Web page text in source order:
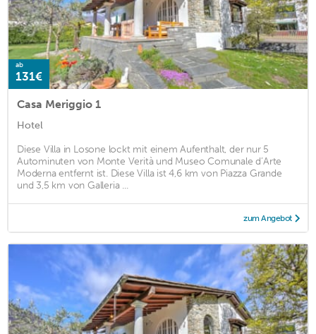
ab
131€
Casa Meriggio 1
Hotel
Diese Villa in Losone lockt mit einem Aufenthalt, der nur 5
Autominuten von Monte Verità und Museo Comunale d’Arte
Moderna entfernt ist. Diese Villa ist 4,6 km von Piazza Grande
und 3,5 km von Galleria ...
zum Angebot